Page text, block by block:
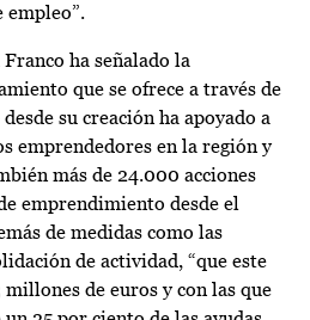
empleo”.
ha señalado la
que se ofrece a través de
su creación ha apoyado a
emprendedores en la región y
más de 24.000 acciones
emprendimiento desde el
de medidas como las
de actividad, “que este
de euros y con las que